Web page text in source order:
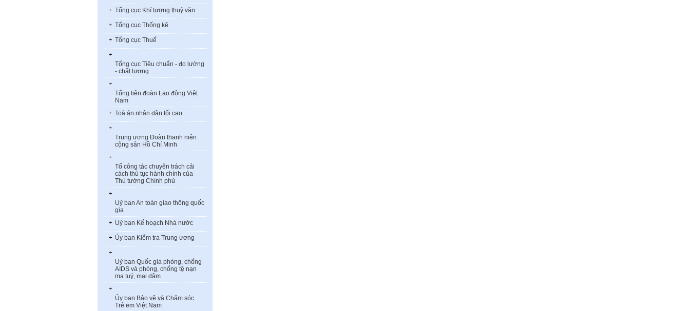
Tổng cục Khí tượng thuỷ văn
Tổng cục Thống kê
Tổng cục Thuế
Tổng cục Tiêu chuẩn - đo lường
- chất lượng
Tổng liên đoàn Lao động Việt
Nam
Toà án nhân dân tối cao
Trung ương Đoàn thanh niên
cộng sản Hồ Chí Minh
Tổ công tác chuyên trách cải
cách thủ tục hành chính của
Thủ tướng Chính phủ
Uỷ ban An toàn giao thông quốc
gia
Uỷ ban Kế hoạch Nhà nước
Ủy ban Kiểm tra Trung ương
Uỷ ban Quốc gia phòng, chống
AIDS và phòng, chống tệ nạn
ma tuý, mại dâm
Ủy ban Bảo vệ và Chăm sóc
Trẻ em Việt Nam